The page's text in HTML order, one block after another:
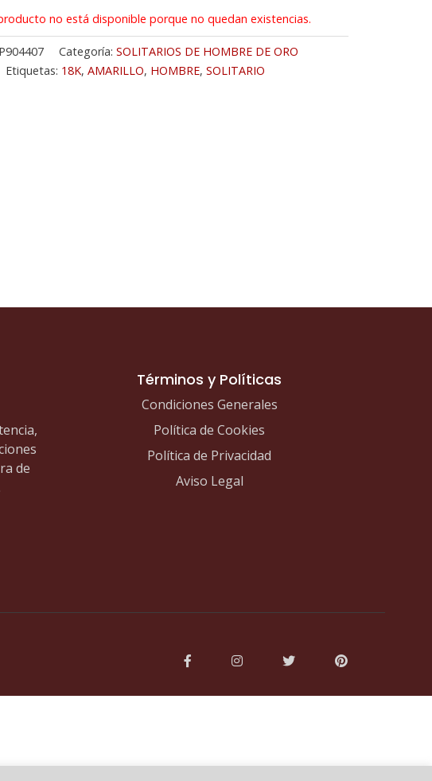
no está disponible porque no quedan existencias.
P904407 Categoría:SOLITARIOS DE HOMBRE DE ORO
Etiquetas: 18K, AMARILLO, HOMBRE, SOLITARIO
de
Términos y Políticas
Condiciones Generales
Política de Cookies
Política de Privacidad
Aviso Legal